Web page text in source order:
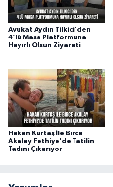
Avukat Aydın Tilkici'den
4’lü Masa Platformuna
Hayırlı Olsun Ziyareti
Hakan Kurtaş İle Birce
Akalay Fethiye'de Tatilin
Tadını Çıkarıyor